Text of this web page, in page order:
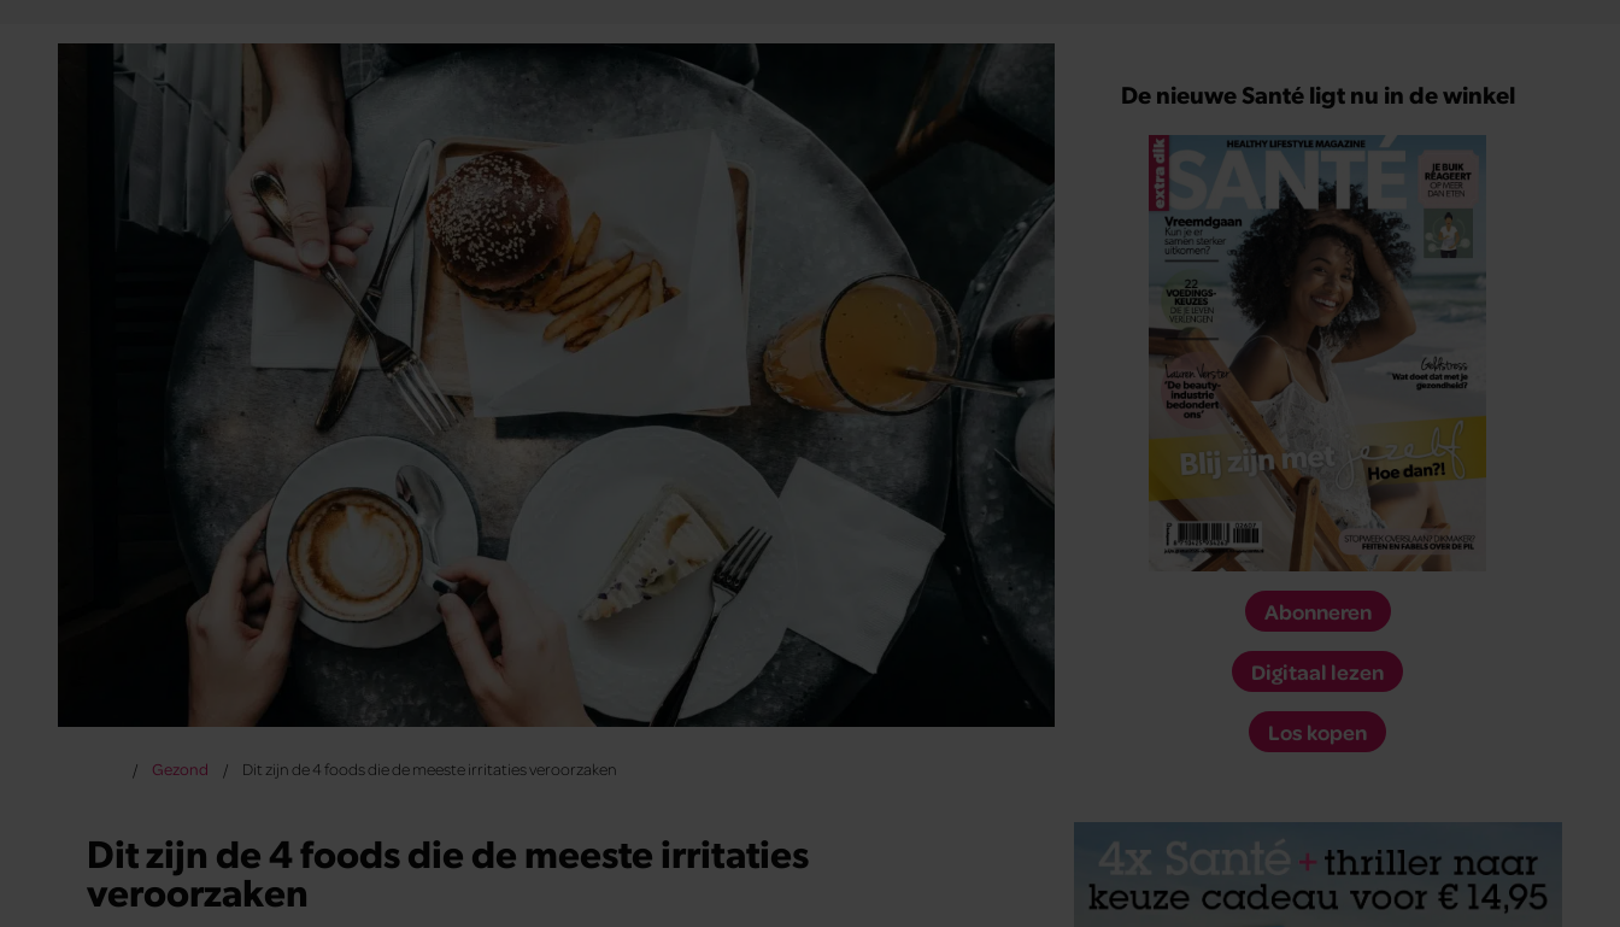
Gezond Dit zijn de 4 foods die de meeste irritaties veroorzaken
Dit zijn de 4 foods die de meeste irritaties
veroorzaken
De nieuwe Santé ligt nu in de winkel
Abonneren
Digitaal lezen
Los kopen